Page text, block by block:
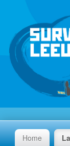
Home